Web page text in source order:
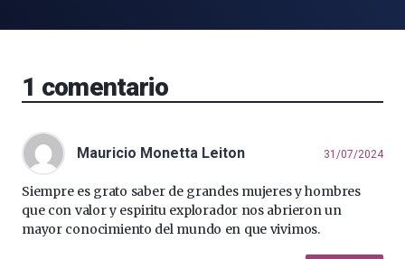
1 comentario
Mauricio Monetta Leiton 31/07/2024
Siempre es grato saber de grandes mujeres y hombres
que con valor y espiritu explorador nos abrieron un
mayor conocimiento del mundo en que vivimos.